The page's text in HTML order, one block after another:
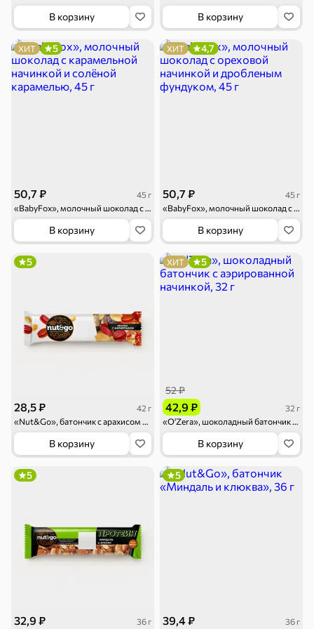
В корзину В корзину
50,7 ₽
45 г
«BabyFox», молочный шоколад с карамельной начинкой и солёной карамелью, 45 г
ХИТ 5
В корзину
50,7 ₽
45 г
«BabyFox», молочный шоколад с ореховой начинкой и дробленым фундуком, 45 г
ХИТ 4,7
В корзину
28,5 ₽
42 г
«Nut&Go», батончик с арахисом и мармеладом, 42 г
5
В корзину
52 ₽
42,9 ₽
32 г
«O'Zera», шоколадный батончик с аэрированной начинкой, 32 г
ХИТ 5
В корзину
32,9 ₽ 36 г
5
39,4 ₽ 36 г
5